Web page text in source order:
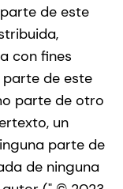
de este
con fines
de este
parte de otro
un
parte de
de ninguna